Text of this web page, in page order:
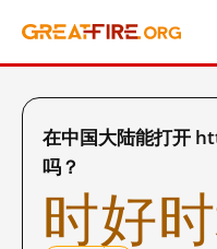
在中国大陆能打开
吗？
时好时